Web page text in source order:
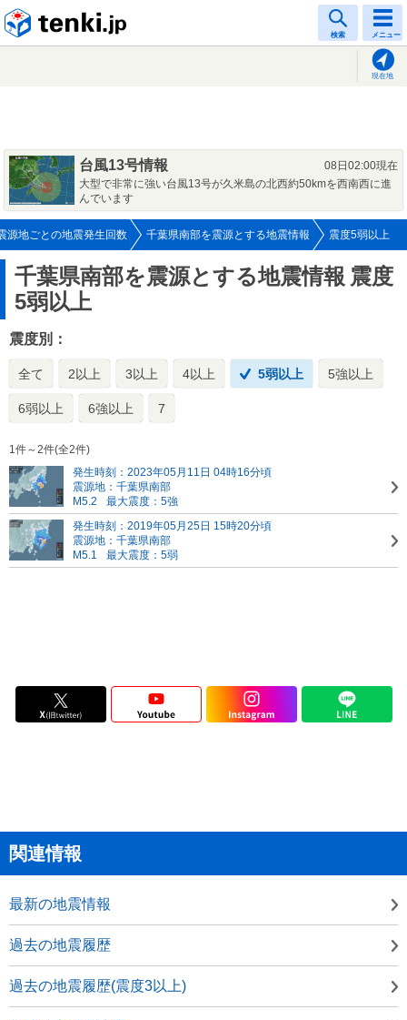
検索 メニュー
現在地
台風13号情報
08日02:00現在
大型で非常に強い台風13号が久米島の北西約50kmを西南西に進
んでいます
源地ごとの地震発生回数 千葉県南部を震源とする地震情報 震度5弱以上
千葉県南部を震源とする地震情報 震度
5弱以上
震度別：
全て 2以上 3以上 4以上 5弱以上 5強以上
6弱以上 6強以上 7
1件～2件(全2件)
発生時刻：2023年05月11日 04時16分頃
震源地：千葉県南部
M5.2
最大震度：5強
発生時刻：2019年05月25日 15時20分頃
震源地：千葉県南部
M5.1
最大震度：5弱
関連情報
最新の地震情報
過去の地震履歴
過去の地震履歴(震度3以上)